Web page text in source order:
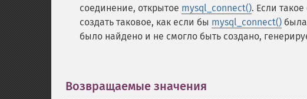
соединение, открытое mysql_connect(). Если
создать таковое, как если бы mysql_connect()
было найдено и не смогло быть создано,
Возвращаемые значения